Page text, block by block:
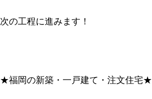
次の工程に進みます！
★福岡の新築・一戸建て・注文住宅★